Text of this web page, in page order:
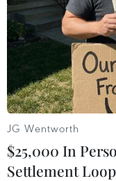
Thủ tướng Canada,
hợp tác kinh tế và
JG Wentworth
$25,000 In
Settlement